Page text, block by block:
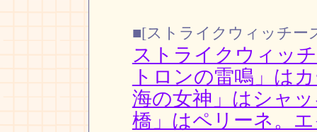
■[ストライクウィッチー
ストライクウィッ
トロンの雷鳴」は
海の女神」はシャ
橋」はペリーネ。